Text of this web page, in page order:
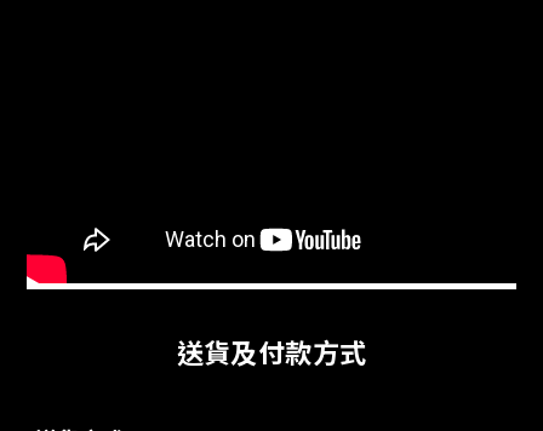
送貨及付款方式